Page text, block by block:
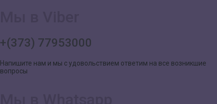
+(373) 77953000
Напишите нам и мы с удовольствием ответим на все возникшие
вопросы